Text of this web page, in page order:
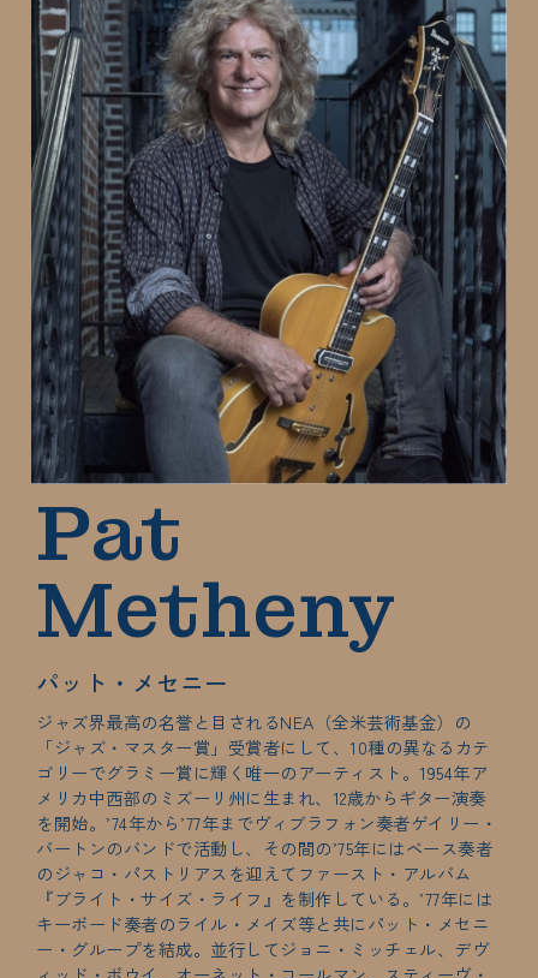
Pat
Metheny
パット・メセニー
ジャズ界最高の名誉と目されるNEA（全米芸術基金）の
「ジャズ・マスター賞」受賞者にして、10種の異なるカテ
ゴリーでグラミー賞に輝く唯一のアーティスト。1954年ア
メリカ中西部のミズーリ州に生まれ、12歳からギター演奏
を開始。’74年から’77年までヴィブラフォン奏者ゲイリー・
バートンのバンドで活動し、その間の’75年にはベース奏者
のジャコ・パストリアスを迎えてファースト・アルバム
『ブライト・サイズ・ライフ』を制作している。’77年には
キーボード奏者のライル・メイズ等と共にパット・メセニ
ー・グループを結成。並行してジョニ・ミッチェル、デヴ